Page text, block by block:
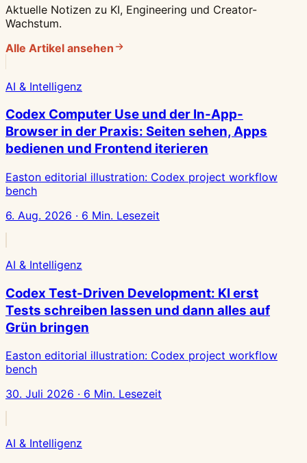
Aktuelle Notizen zu KI, Engineering und Creator-
Wachstum.
Alle Artikel ansehen
AI & Intelligenz
Codex Computer Use und der In-App-
Browser in der Praxis: Seiten sehen, Apps
bedienen und Frontend iterieren
Easton editorial illustration: Codex project workflow
bench
6. Aug. 2026 · 6 Min. Lesezeit
AI & Intelligenz
Codex Test-Driven Development: KI erst
Tests schreiben lassen und dann alles auf
Grün bringen
Easton editorial illustration: Codex project workflow
bench
30. Juli 2026 · 6 Min. Lesezeit
AI & Intelligenz